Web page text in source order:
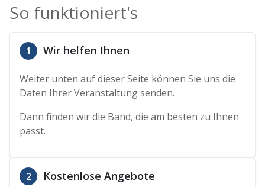
So funktioniert's
1 Wir helfen Ihnen
Weiter unten auf dieser Seite können Sie uns die
Daten Ihrer Veranstaltung senden.
Dann finden wir die Band, die am besten zu Ihnen
passt.
2 Kostenlose Angebote